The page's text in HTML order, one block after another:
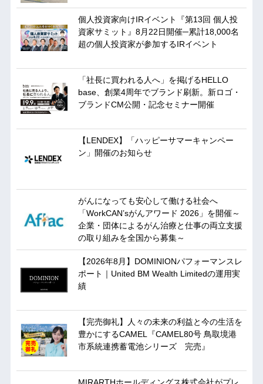
個人投資家向けIRイベント『第13回 個人投
資家サミット』8月22日開催─累計18,000名
超の個人投資家が参加するIRイベント
「社長に買われる人へ」を掲げるHELLO
base、創業4周年でブランド刷新。新ロゴ・
ブランドCM公開・記念セミナー開催
【LENDEX】「ハッピーサマーキャンペー
ン」開催のお知らせ
がんになっても安心して働ける社会へ
「WorkCAN’sがんアワード 2026」を開催～
企業・団体によるがん治療と仕事の両立支援
の取り組みを全国から募集～
【2026年8月】DOMINIONパフォーマンスレ
ポート｜United BM Wealth Limitedの運用実
績
【完売御礼】人々の未来の利益と今の生活を
豊かにするCAMEL『CAMEL80号 鳥取境港
市系統連携蓄電池シリーズ 完売』
MIRARTHホールディングス株式会社がプレ